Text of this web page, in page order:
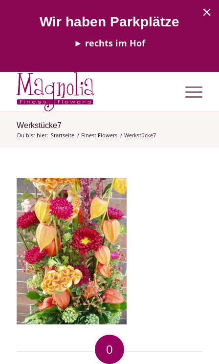
Wir haben Parkplätze
► rechts im Hof
Werkstücke7
Du bist hier: Startseite / Finest Flowers / Werkstücke7
0